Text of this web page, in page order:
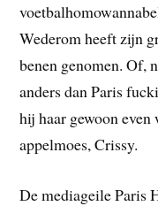
Wederom heeft zijn
benen genomen. Of,
anders dan Paris
hij haar gewoon
appelmoes, Crissy.
De mediageile Paris